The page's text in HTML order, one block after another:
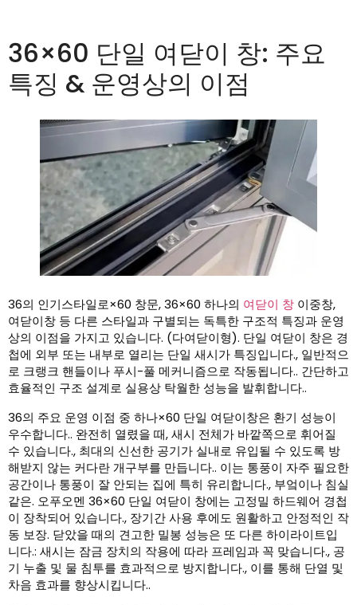
36×60 단일 여닫이 창: 주요
특징 & 운영상의 이점
36의 인기스타일로×60 창문, 36×60 하나의 여닫이 창 이중창,
여닫이창 등 다른 스타일과 구별되는 독특한 구조적 특징과 운영
상의 이점을 가지고 있습니다. (다여닫이형). 단일 여닫이 창은 경
첩에 외부 또는 내부로 열리는 단일 새시가 특징입니다., 일반적으
로 크랭크 핸들이나 푸시-풀 메커니즘으로 작동됩니다.. 간단하고
효율적인 구조 설계로 실용상 탁월한 성능을 발휘합니다..
36의 주요 운영 이점 중 하나×60 단일 여닫이창은 환기 성능이
우수합니다.. 완전히 열렸을 때, 새시 전체가 바깥쪽으로 휘어질
수 있습니다., 최대의 신선한 공기가 실내로 유입될 수 있도록 방
해받지 않는 커다란 개구부를 만듭니다.. 이는 통풍이 자주 필요한
공간이나 통풍이 잘 안되는 집에 특히 유리합니다., 부엌이나 침실
같은. 오푸오멘 36×60 단일 여닫이 창에는 고정밀 하드웨어 경첩
이 장착되어 있습니다., 장기간 사용 후에도 원활하고 안정적인 작
동 보장. 닫았을 때의 견고한 밀봉 성능은 또 다른 하이라이트입
니다.: 새시는 잠금 장치의 작용에 따라 프레임과 꼭 맞습니다., 공
기 누출 및 물 침투를 효과적으로 방지합니다., 이를 통해 단열 및
차음 효과를 향상시킵니다..